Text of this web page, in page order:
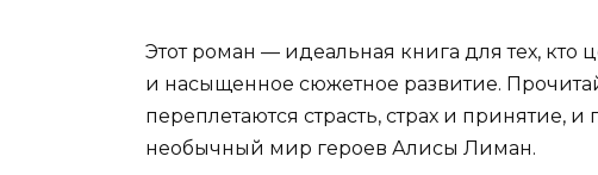
Этот роман — идеальная книга для тех, кто
и насыщенное сюжетное развитие.
переплетаются страсть, страх и принятие,
необычный мир героев Алисы Лиман.